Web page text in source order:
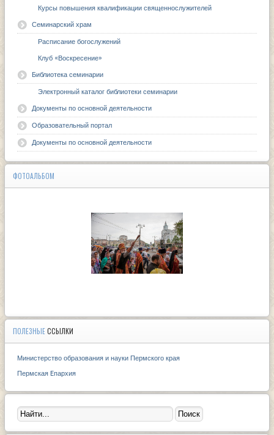
Курсы повышения квалификации священнослужителей
Семинарский храм
Расписание богослужений
Клуб «Воскресение»
Библиотека семинарии
Электронный каталог библиотеки семинарии
Документы по основной деятельности
Образовательный портал
Документы по основной деятельности
ФОТОАЛЬБОМ
ПОЛЕЗНЫЕССЫЛКИ
Министерство образования и науки Пермского края
Пермская Eпархия